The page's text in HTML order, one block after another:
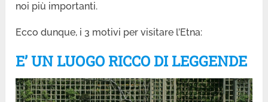
noi più importanti.
Ecco dunque, i 3 motivi per visitare l’Etna:
E’ UN LUOGO RICCO DI LEGGENDE